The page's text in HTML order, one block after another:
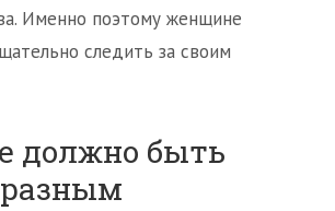
Именно поэтому женщине
следить за своим
должно быть